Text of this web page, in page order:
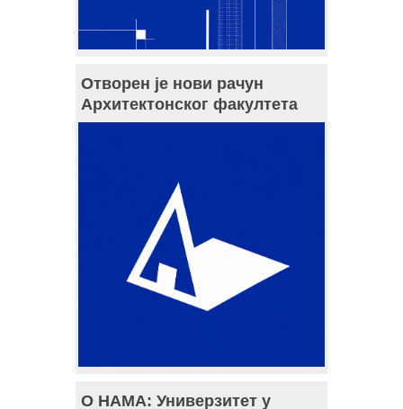
Отворен је нови рачун
Архитектонског факултета
О НАМА: Универзитет у